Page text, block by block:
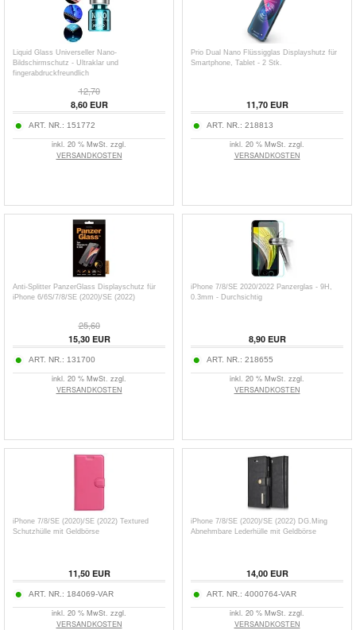
Liquid Glass Universeller Nano-
Bildschirmschutz - Ultraklar und
fingerabdruckfreundlich
12,70
8,60EUR
ART. NR.: 151772
inkl. 20 % MwSt. zzgl.
VERSANDKOSTEN
Prio Dual Nano Flüssigglas Displayshutz für
Smartphone, Tablet - 2 Stk.
11,70EUR
ART. NR.: 218813
inkl. 20 % MwSt. zzgl.
VERSANDKOSTEN
Anti-Splitter PanzerGlass Displayschutz für
iPhone 6/6S/7/8/SE (2020)/SE (2022)
25,60
15,30EUR
ART. NR.: 131700
inkl. 20 % MwSt. zzgl.
VERSANDKOSTEN
iPhone 7/8/SE 2020/2022 Panzerglas - 9H,
0.3mm - Durchsichtig
8,90EUR
ART. NR.: 218655
inkl. 20 % MwSt. zzgl.
VERSANDKOSTEN
iPhone 7/8/SE (2020)/SE (2022) Textured
Schutzhülle mit Geldbörse
11,50EUR
ART. NR.: 184069-VAR
inkl. 20 % MwSt. zzgl.
VERSANDKOSTEN
iPhone 7/8/SE (2020)/SE (2022) DG.Ming
Abnehmbare Lederhülle mit Geldbörse
14,00EUR
ART. NR.: 4000764-VAR
inkl. 20 % MwSt. zzgl.
VERSANDKOSTEN